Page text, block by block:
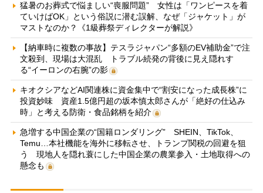
猛暑のお葬式で悩ましい“喪服問題” 女性は「ワンピースを着
ていけばOK」という俗説に潜む誤解、なぜ「ジャケット」が
マストなのか？《1級葬祭ディレクターが解説》
【納車時に複数の事故】テスラジャパン“多額のEV補助金”で注
文殺到、現場は大混乱 トラブル続発の背後に見え隠れす
る“イーロンの右腕”の影
キオクシアなどAI関連株に資金集中で“割安になった成長株”に
投資妙味 資産1.5億円超の坂本慎太郎さんが「絶好の仕込み
時」と考える防衛・食品銘柄を紹介
急増する中国企業の“国籍ロンダリング” SHEIN、TikTok、
Temu…本社機能を海外に移転させ、トランプ関税の回避を狙
う 現地人を隠れ蓑にした中国企業の農業参入・土地取得への
懸念も